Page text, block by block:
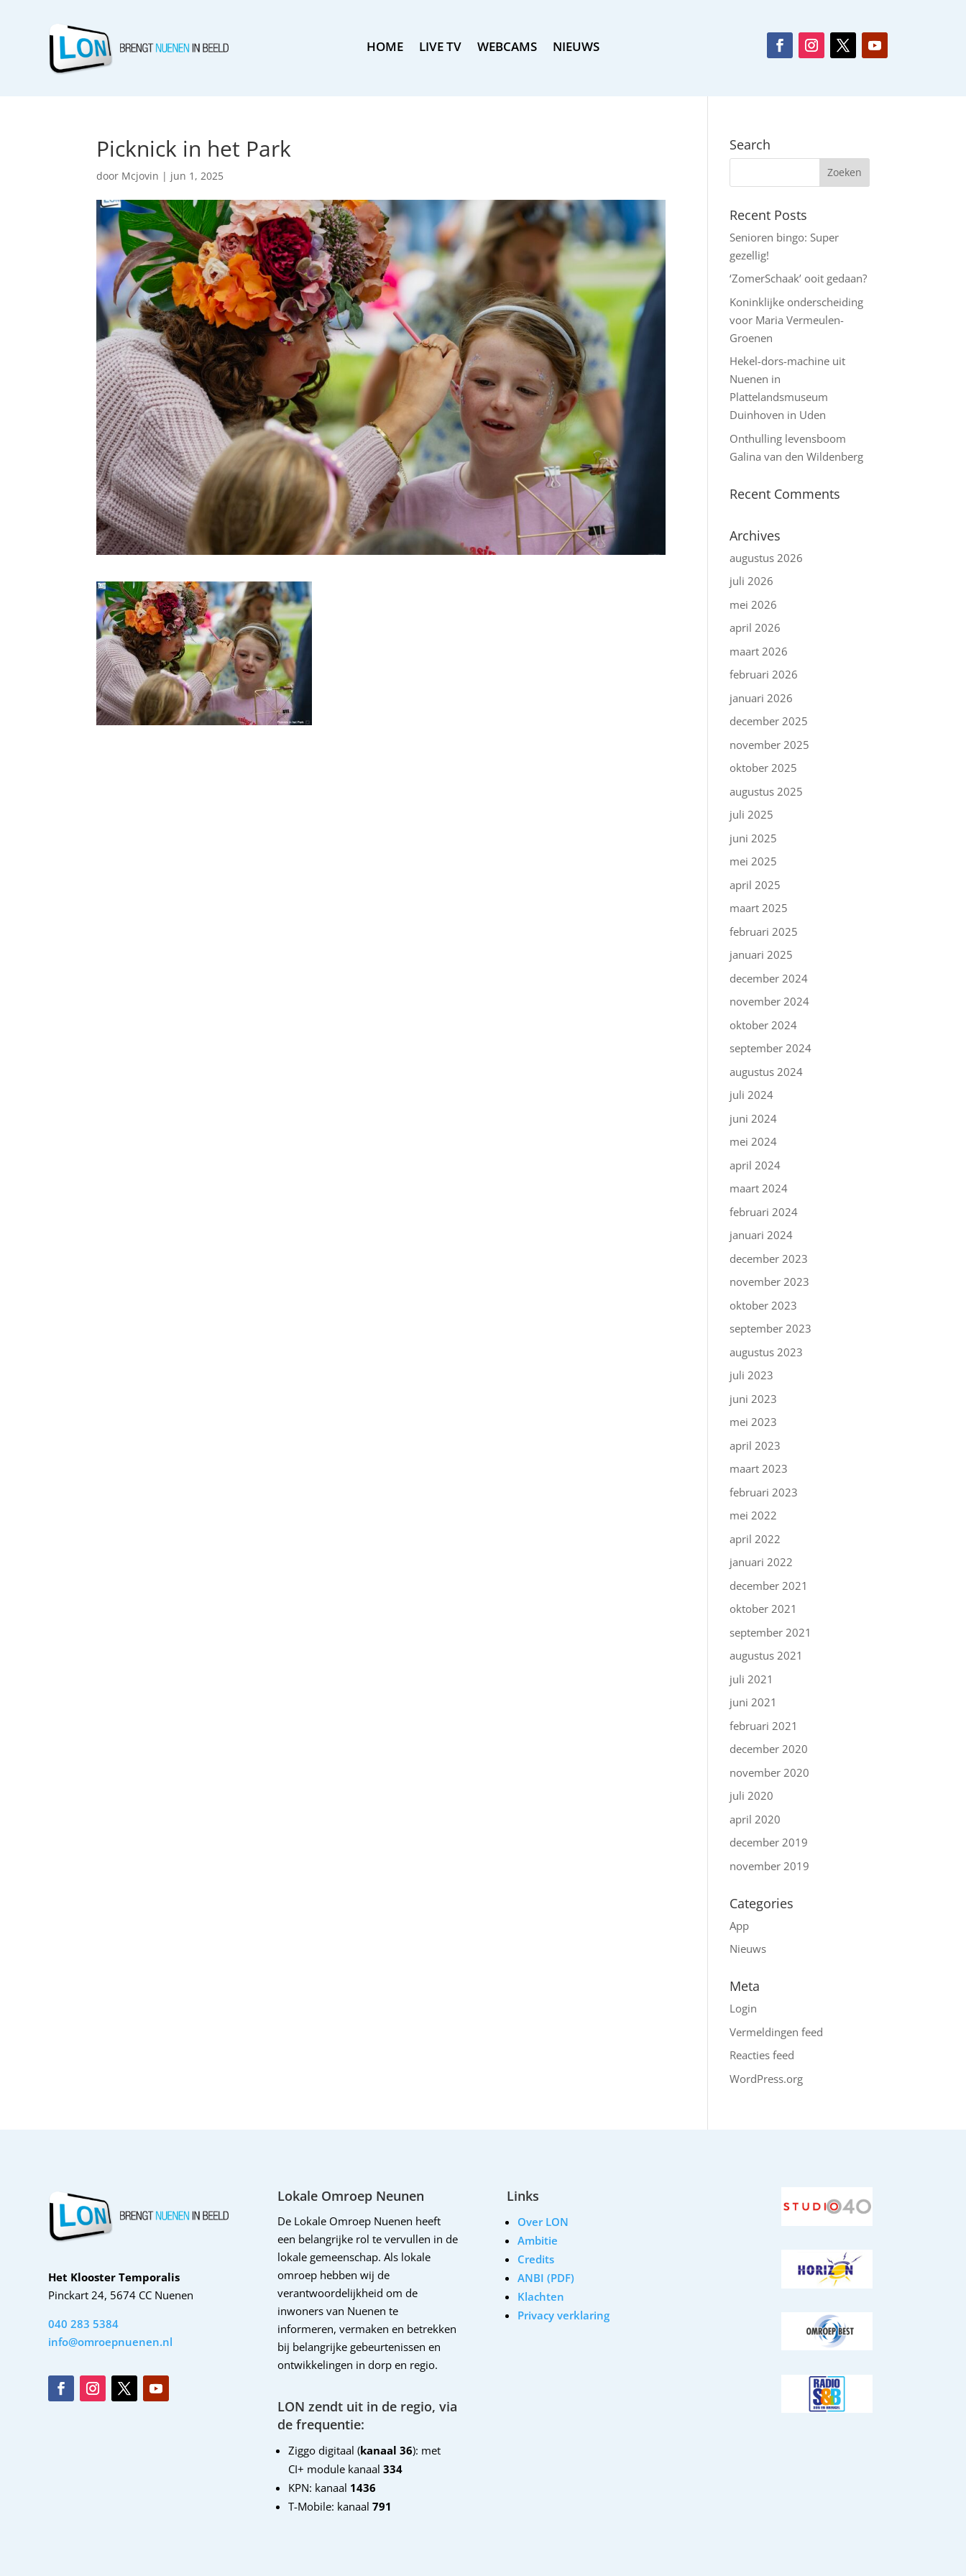
HOME LIVE TV WEBCAMS NIEUWS
Picknick in het Park
door Mcjovin | jun 1, 2025
Search
Recent Posts
Senioren bingo: Super
gezellig!
‘ZomerSchaak’ ooit gedaan?
Koninklijke onderscheiding
voor Maria Vermeulen-
Groenen
Hekel-dors-machine uit
Nuenen in
Plattelandsmuseum
Duinhoven in Uden
Onthulling levensboom
Galina van den Wildenberg
Recent Comments
Archives
augustus 2026
juli 2026
mei 2026
april 2026
maart 2026
februari 2026
januari 2026
december 2025
november 2025
oktober 2025
augustus 2025
juli 2025
juni 2025
mei 2025
april 2025
maart 2025
februari 2025
januari 2025
december 2024
november 2024
oktober 2024
september 2024
augustus 2024
juli 2024
juni 2024
mei 2024
april 2024
maart 2024
februari 2024
januari 2024
december 2023
november 2023
oktober 2023
september 2023
augustus 2023
juli 2023
juni 2023
mei 2023
april 2023
maart 2023
februari 2023
mei 2022
april 2022
januari 2022
december 2021
oktober 2021
september 2021
augustus 2021
juli 2021
juni 2021
februari 2021
december 2020
november 2020
juli 2020
april 2020
december 2019
november 2019
Categories
App
Nieuws
Meta
Login
Vermeldingen feed
Reacties feed
WordPress.org
Het Klooster Temporalis
Pinckart 24, 5674 CC Nuenen
040 283 5384
info@omroepnuenen.nl
Lokale Omroep Neunen
De Lokale Omroep Nuenen heeft
een belangrijke rol te vervullen in de
lokale gemeenschap. Als lokale
omroep hebben wij de
verantwoordelijkheid om de
inwoners van Nuenen te
informeren, vermaken en betrekken
bij belangrijke gebeurtenissen en
ontwikkelingen in dorp en regio.
LON zendt uit in de regio, via
de frequentie:
Ziggo digitaal (kanaal 36): met
CI+ module kanaal 334
KPN: kanaal 1436
T-Mobile: kanaal791
Links
Over LON
Ambitie
Credits
ANBI (PDF)
Klachten
Privacy verklaring